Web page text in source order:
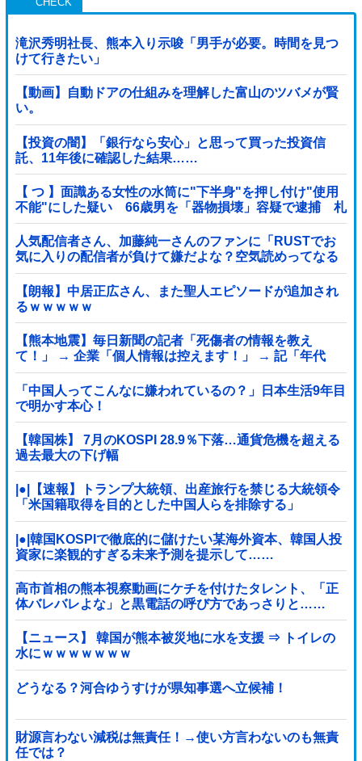
滝沢秀明社長、熊本入り示唆「男手が必要。時間を見つ
けて行きたい」
【動画】自動ドアの仕組みを理解した富山のツバメが賢
い。
【投資の闇】「銀行なら安心」と思って買った投資信
託、11年後に確認した結果……
【 つ 】面識ある女性の水筒に"下半身"を押し付け"使用
不能"にした疑い 66歳男を「器物損壊」容疑で逮捕 札
幌市
人気配信者さん、加藤純一さんのファンに「RUSTでお
気に入りの配信者が負けて嫌だよな？空気読めってなる
よな？その結果がVCR。お前らVCR向いてるよ」→大炎
上他
【朗報】中居正広さん、また聖人エピソードが追加され
るｗｗｗｗｗ
【熊本地震】毎日新聞の記者「死傷者の情報を教え
て！」 → 企業「個人情報は控えます！」 → 記「年代
は？特定につながらないでしょ？教えてよ？教えて
よ？」
「中国人ってこんなに嫌われているの？」日本生活9年目
で明かす本心！
【韓国株】 7月のKOSPI 28.9％下落…通貨危機を超える
過去最大の下げ幅
|●|【速報】トランプ大統領、出産旅行を禁じる大統領令
「米国籍取得を目的とした中国人らを排除する」
|●|韓国KOSPIで徹底的に儲けたい某海外資本、韓国人投
資家に楽観的すぎる未来予測を提示して……
高市首相の熊本視察動画にケチを付けたタレント、「正
体バレバレよな」と黒電話の呼び方であっさりと……
【ニュース】 韓国が熊本被災地に水を支援 ⇒ トイレの
水にｗｗｗｗｗｗｗ
どうなる？河合ゆうすけが県知事選へ立候補！
財源言わない減税は無責任！→使い方言わないのも無責
任では？